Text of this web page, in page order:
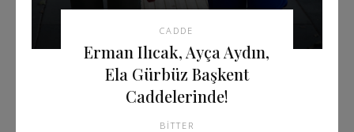
CADDE
Erman Ilıcak, Ayça Aydın,
Ela Gürbüz Başkent
Caddelerinde!
BITTER